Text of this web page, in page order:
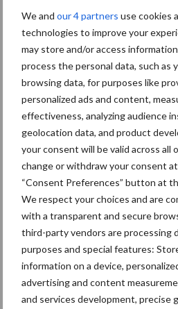
We and our 4 partners use cookies
technologies to improve your
may store and/or access
process the personal data, such as
browsing data, for purposes like
personalized ads and content,
effectiveness, analyzing audience
geolocation data, and product
your consent will be valid across all
change or withdraw your consent
“Consent Preferences” button at
We respect your choices and are
with a transparent and secure
third-party vendors are processing
purposes and special features:
information on a device,
advertising and content
and services development, precise
Themapagina's
Bemesting Gewas &
Compost
Toon